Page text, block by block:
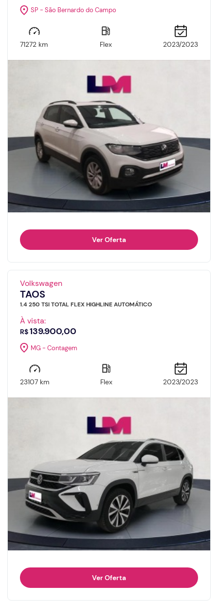
SP - São Bernardo do Campo
71272 km Flex 2023/2023
Ver Oferta
Volkswagen
TAOS
1.4 250 TSI TOTAL FLEX HIGHLINE AUTOMÁTICO
À vista:
R$139.900,00
MG - Contagem
23107 km Flex 2023/2023
Ver Oferta